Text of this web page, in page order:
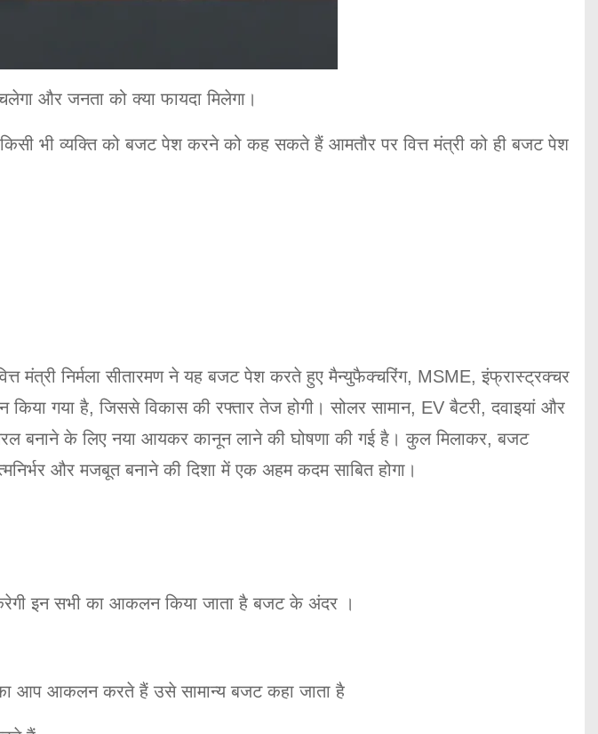
और जनता को क्या फायदा मिलेगा।
भी व्यक्ति को बजट पेश करने को कह सकते हैं आमतौर पर वित्त मंत्री को ही बजट पेश
मंत्री निर्मला सीतारमण ने यह बजट पेश करते हुए मैन्युफैक्चरिंग, MSME, इंफ्रास्ट्रक्चर
गया है, जिससे विकास की रफ्तार तेज होगी। सोलर सामान, EV बैटरी, दवाइयां और
बनाने के लिए नया आयकर कानून लाने की घोषणा की गई है। कुल मिलाकर, बजट
और मजबूत बनाने की दिशा में एक अहम कदम साबित होगा।
इन सभी का आकलन किया जाता है बजट के अंदर ।
आप आकलन करते हैं उसे सामान्य बजट कहा जाता है